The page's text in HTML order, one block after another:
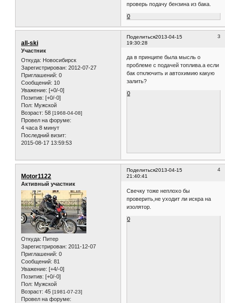
проверь подачу бензина из бака.
0
Поделиться 3
2013-04-15
19:30:28
all-ski
Участник
Откуда: Новосибирск
Зарегистрирован: 2012-07-27
Приглашений: 0
Сообщений: 10
Уважение: [+0/-0]
Позитив: [+0/-0]
Пол: Мужской
Возраст: 58 [1968-04-08]
Провел на форуме:
4 часа 8 минут
Последний визит:
2015-08-17 13:59:53
да в принципе была мысль о
проблеме с подачей топлива.а если
бак отключить и автохимию какую
залить?
0
Поделиться 4
2013-04-15
21:40:41
Motor1122
Активный участник
Откуда: Питер
Зарегистрирован: 2011-12-07
Приглашений: 0
Сообщений: 81
Уважение: [+4/-0]
Позитив: [+0/-0]
Пол: Мужской
Возраст: 45 [1981-07-23]
Провел на форуме:
Свечку тоже неплохо бы
проверить,не уходит ли искра на
изолятор.
0